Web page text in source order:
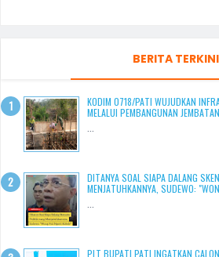
BERITA TERKINI
KODIM 0718/PATI WUJUDKAN
MELALUI PEMBANGUNAN
DITANYA SOAL SIAPA DALANG
MENJATUHKANNYA, SUDEWO:
PLT BUPATI PATI INGATKAN